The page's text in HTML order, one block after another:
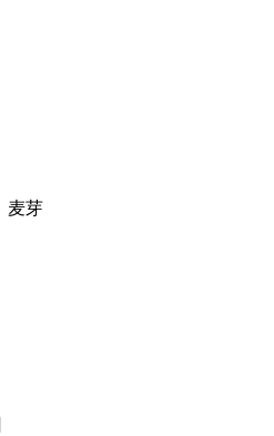
麦芽